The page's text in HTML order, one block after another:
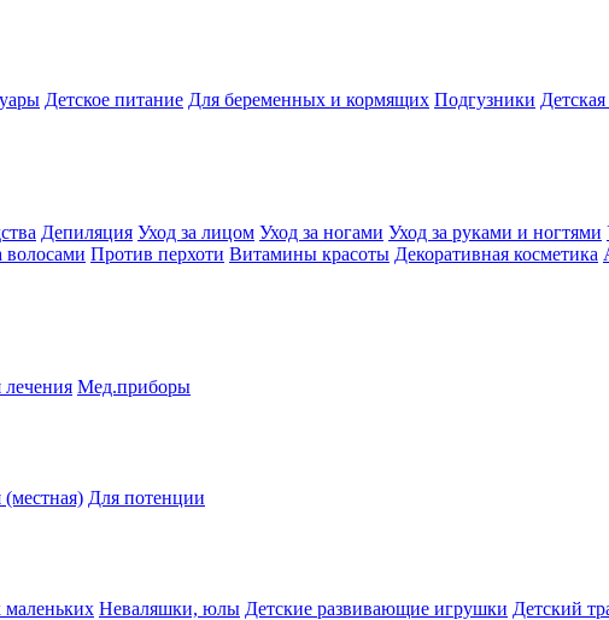
Детское питание Для беременных и кормящих Подгузники
Депиляция Уход за лицом Уход за ногами Уход за руками и ногтями
волосами Против перхоти Витамины красоты Декоративная косметика
Мед.приборы
Для потенции
Неваляшки, юлы Детские развивающие игрушки Детский